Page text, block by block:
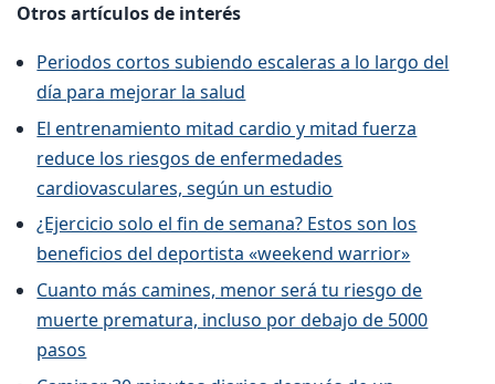
Otros artículos de interés
Periodos cortos subiendo escaleras a lo largo del
día para mejorar la salud
El entrenamiento mitad cardio y mitad fuerza
reduce los riesgos de enfermedades
cardiovasculares, según un estudio
¿Ejercicio solo el fin de semana? Estos son los
beneficios del deportista «weekend warrior»
Cuanto más camines, menor será tu riesgo de
muerte prematura, incluso por debajo de 5000
pasos